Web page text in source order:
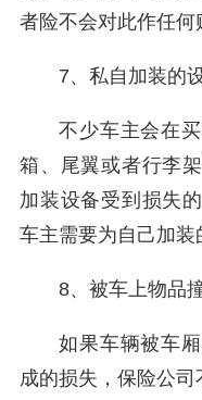
者险不会对此作任何
7、私自加装的
不少车主会在
箱、尾翼或者行李
加装设备受到损失
车主需要为自己加装
8、被车上物品
如果车辆被车
成的损失，保险公司